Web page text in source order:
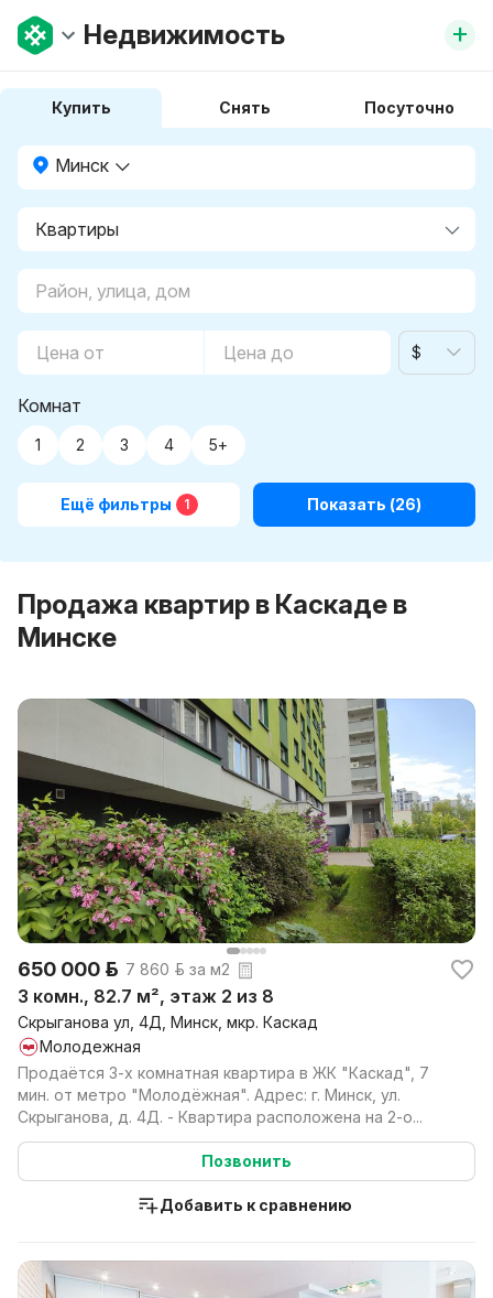
Недвижимость +
Купить Снять Посуточно
Минск
$
Комнат
1 2 3 4 5+
Ещё фильтры 1 Показать (26)
Продажа квартир в Каскаде в
Минске
650 000 р. 7 860 р. за м2
3 комн., 82.7 м², этаж 2 из 8
Скрыганова ул, 4Д, Минск, мкр. Каскад
Молодежная
Продаётся 3-х комнатная квартира в ЖК "Каскад", 7
мин. от метро "Молодёжная". Адрес: г. Минск, ул.
Скрыганова, д. 4Д. - Квартира расположена на 2-о...
Позвонить
Добавить к сравнению